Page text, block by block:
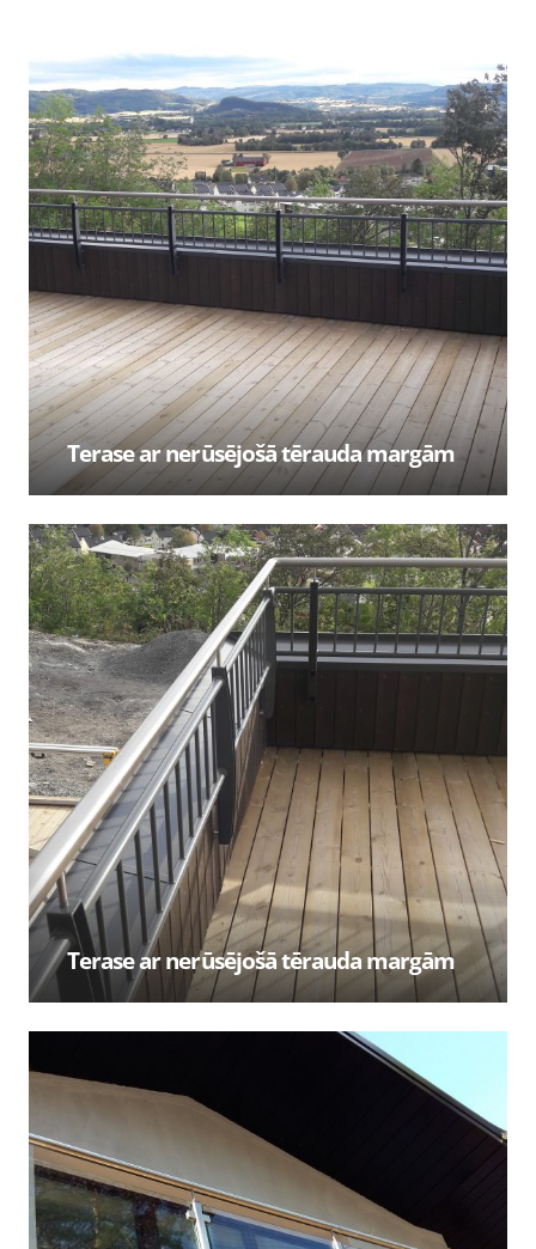
Terase ar nerūsējošā tērauda margām
Terase ar nerūsējošā tērauda margām